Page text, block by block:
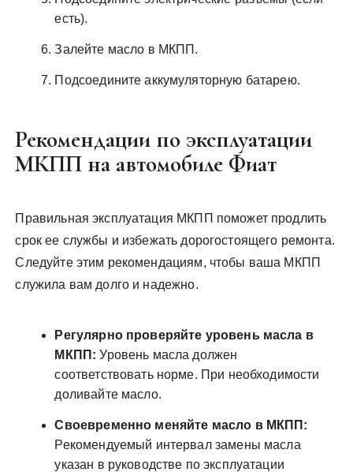
есть).
Залейте масло в МКПП.
Подсоедините аккумуляторную батарею.
Рекомендации по эксплуатации
МКПП на автомобиле Фиат
Правильная эксплуатация МКПП поможет продлить
срок ее службы и избежать дорогостоящего ремонта.
Следуйте этим рекомендациям, чтобы ваша МКПП
служила вам долго и надежно.
Регулярно проверяйте уровень масла в
МКПП: Уровень масла должен
соответствовать норме. При необходимости
доливайте масло.
Своевременно меняйте масло в МКПП:
Рекомендуемый интервал замены масла
указан в руководстве по эксплуатации